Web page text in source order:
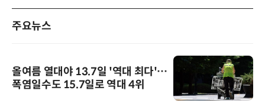
주요뉴스
올여름 열대야 13.7일 '역대 최다'…
폭염일수도 15.7일로 역대 4위